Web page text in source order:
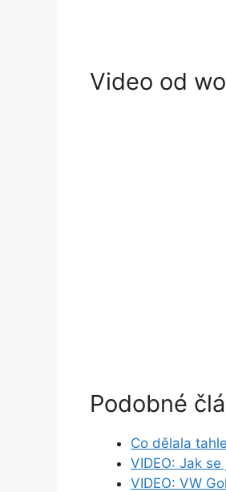
Video od
Podobné
Co dělala
VIDEO: Jak
VIDEO: VW